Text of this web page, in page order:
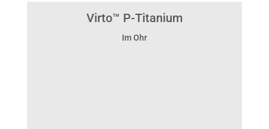
Virto™ P-Titanium
Im Ohr